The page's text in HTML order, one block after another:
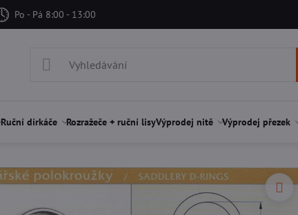
Po - Pá 8:00 - 13:00
Ruční dírkáče Rozražeče + ruční lisyVýprodej nitě Výprodej přezek